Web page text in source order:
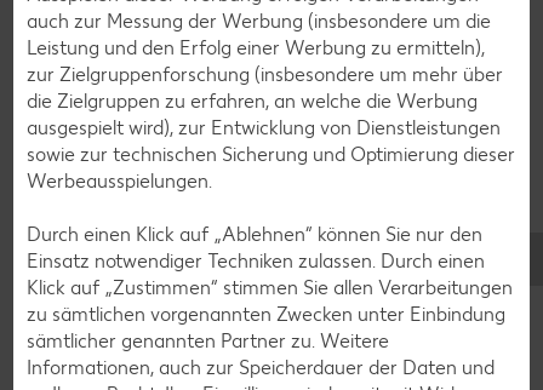
Smoothie-Rezepte
Bowle-Rezepte
Cocktail-Rezepte
Erdbeer-Rezepte
Blaubeer-Rezepte
Bananen-Rezepte
auch zur Messung der Werbung (insbesondere um die
Leistung und den Erfolg einer Werbung zu ermitteln),
zur Zielgruppenforschung (insbesondere um mehr über
die Zielgruppen zu erfahren, an welche die Werbung
ausgespielt wird), zur Entwicklung von Dienstleistungen
sowie zur technischen Sicherung und Optimierung dieser
Werbeausspielungen.
Durch einen Klick auf „Ablehnen“ können Sie nur den
Einsatz notwendiger Techniken zulassen. Durch einen
Klick auf „Zustimmen“ stimmen Sie allen Verarbeitungen
zu sämtlichen vorgenannten Zwecken unter Einbindung
sämtlicher genannten Partner zu. Weitere
Informationen, auch zur Speicherdauer der Daten und